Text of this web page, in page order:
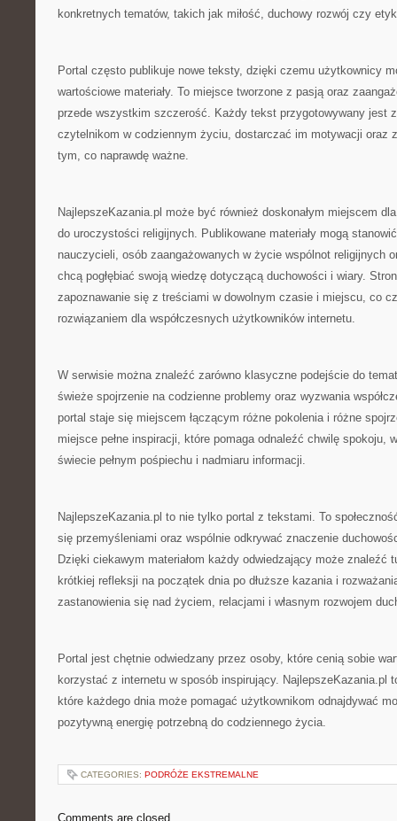
konkretnych tematów, takich jak miłość, duchowy rozwój czy
Portal często publikuje nowe teksty, dzięki czemu użytkownicy
wartościowe materiały. To miejsce tworzone z pasją oraz
przede wszystkim szczerość. Każdy tekst przygotowywany jest
czytelnikom w codziennym życiu, dostarczać im motywacji oraz
tym, co naprawdę ważne.
NajlepszeKazania.pl może być również doskonałym miejscem
do uroczystości religijnych. Publikowane materiały mogą
nauczycieli, osób zaangażowanych w życie wspólnot religijnych
chcą pogłębiać swoją wiedzę dotyczącą duchowości i wiary.
zapoznawanie się z treściami w dowolnym czasie i miejscu, co
rozwiązaniem dla współczesnych użytkowników internetu.
W serwisie można znaleźć zarówno klasyczne podejście do
świeże spojrzenie na codzienne problemy oraz wyzwania
portal staje się miejscem łączącym różne pokolenia i różne
miejsce pełne inspiracji, które pomaga odnaleźć chwilę spokoju,
świecie pełnym pośpiechu i nadmiaru informacji.
NajlepszeKazania.pl to nie tylko portal z tekstami. To
się przemyśleniami oraz wspólnie odkrywać znaczenie
Dzięki ciekawym materiałom każdy odwiedzający może znaleźć
krótkiej refleksji na początek dnia po dłuższe kazania i
zastanowienia się nad życiem, relacjami i własnym rozwojem
Portal jest chętnie odwiedzany przez osoby, które cenią sobie
korzystać z internetu w sposób inspirujący. NajlepszeKazania.pl
które każdego dnia może pomagać użytkownikom odnajdywać
pozytywną energię potrzebną do codziennego życia.
CATEGORIES: PODRÓŻE EKSTREMALNE
Comments are closed.